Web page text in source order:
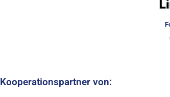
Kooperationspartner von: